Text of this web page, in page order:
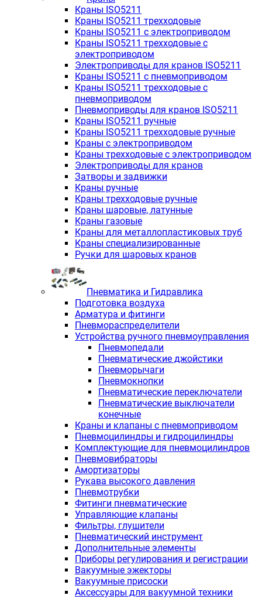
Краны ISO5211
Краны ISO5211 трехходовые
Краны ISO5211 с электроприводом
Краны ISO5211 трехходовые с
электроприводом
Электроприводы для кранов ISO5211
Краны ISO5211 с пневмоприводом
Краны ISO5211 трехходовые с
пневмоприводом
Пневмоприводы для кранов ISO5211
Краны ISO5211 ручные
Краны ISO5211 трехходовые ручные
Краны с электроприводом
Краны трехходовые с электроприводом
Электроприводы для кранов
Затворы и задвижки
Краны ручные
Краны трехходовые ручные
Краны шаровые, латунные
Краны газовые
Краны для металлопластиковых труб
Краны специализированные
Ручки для шаровых кранов
Пневматика и Гидравлика
Подготовка воздуха
Арматура и фитинги
Пневмораспределители
Устройства ручного пневмоуправления
Пневмопедали
Пневматические джойстики
Пневморычаги
Пневмокнопки
Пневматические переключатели
Пневматические выключатели
конечные
Краны и клапаны с пневмоприводом
Пневмоцилиндры и гидроцилиндры
Комплектующие для пневмоцилиндров
Пневмовибраторы
Амортизаторы
Рукава высокого давления
Пневмотрубки
Фитинги пневматические
Управляющие клапаны
Фильтры, глушители
Пневматический инструмент
Дополнительные элементы
Приборы регулирования и регистрации
Вакуумные эжекторы
Вакуумные присоски
Аксессуары для вакуумной техники